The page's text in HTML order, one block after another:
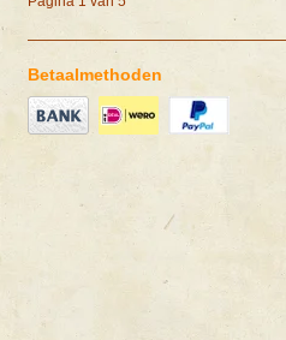
Betaalmethoden